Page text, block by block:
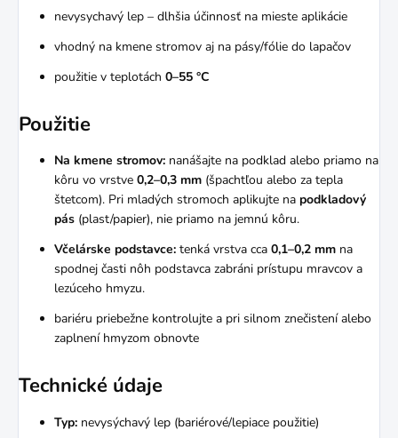
nevysychavý lep – dlhšia účinnosť na mieste aplikácie
vhodný na kmene stromov aj na pásy/fólie do lapačov
použitie v teplotách 0–55 °C
Použitie
Na kmene stromov: nanášajte na podklad alebo priamo na
kôru vo vrstve 0,2–0,3 mm (špachtľou alebo za tepla
štetcom). Pri mladých stromoch aplikujte na podkladový
pás (plast/papier), nie priamo na jemnú kôru.
Včelárske podstavce: tenká vrstva cca 0,1–0,2 mm na
spodnej časti nôh podstavca zabráni prístupu mravcov a
lezúceho hmyzu.
bariéru priebežne kontrolujte a pri silnom znečistení alebo
zaplnení hmyzom obnovte
Technické údaje
Typ: nevysýchavý lep (bariérové/lepiace použitie)